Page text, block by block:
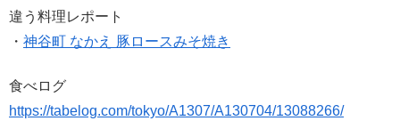
違う料理レポート
・ 神谷町 なかえ 豚ロースみそ焼き
食べログ
https://tabelog.com/tokyo/A1307/A130704/13088266/